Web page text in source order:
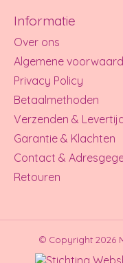
Informatie
Over ons
Algemene
Privacy Policy
Betaalmethoden
Verzenden &
Garantie & Klachten
Contact &
Retouren
© Copyright 2026